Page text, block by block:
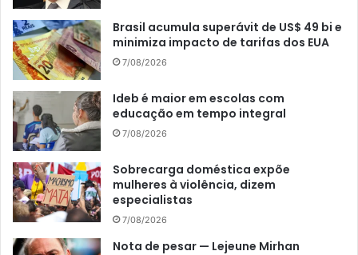
Brasil acumula superávit de US$ 49 bi e
minimiza impacto de tarifas dos EUA
7/08/2026
Ideb é maior em escolas com
educação em tempo integral
7/08/2026
Sobrecarga doméstica expõe
mulheres à violência, dizem
especialistas
7/08/2026
Nota de pesar — Lejeune Mirhan